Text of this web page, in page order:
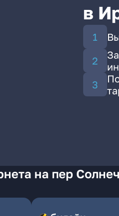
в
на пер